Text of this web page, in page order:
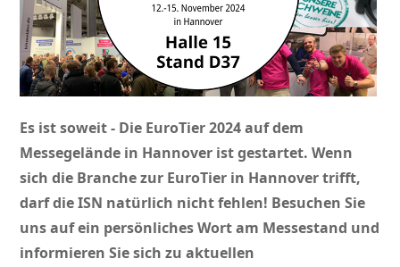
Es ist soweit - Die EuroTier 2024 auf dem
Messegelände in Hannover ist gestartet. Wenn
sich die Branche zur EuroTier in Hannover trifft,
darf die ISN natürlich nicht fehlen! Besuchen Sie
uns auf ein persönliches Wort am Messestand und
informieren Sie sich zu aktuellen